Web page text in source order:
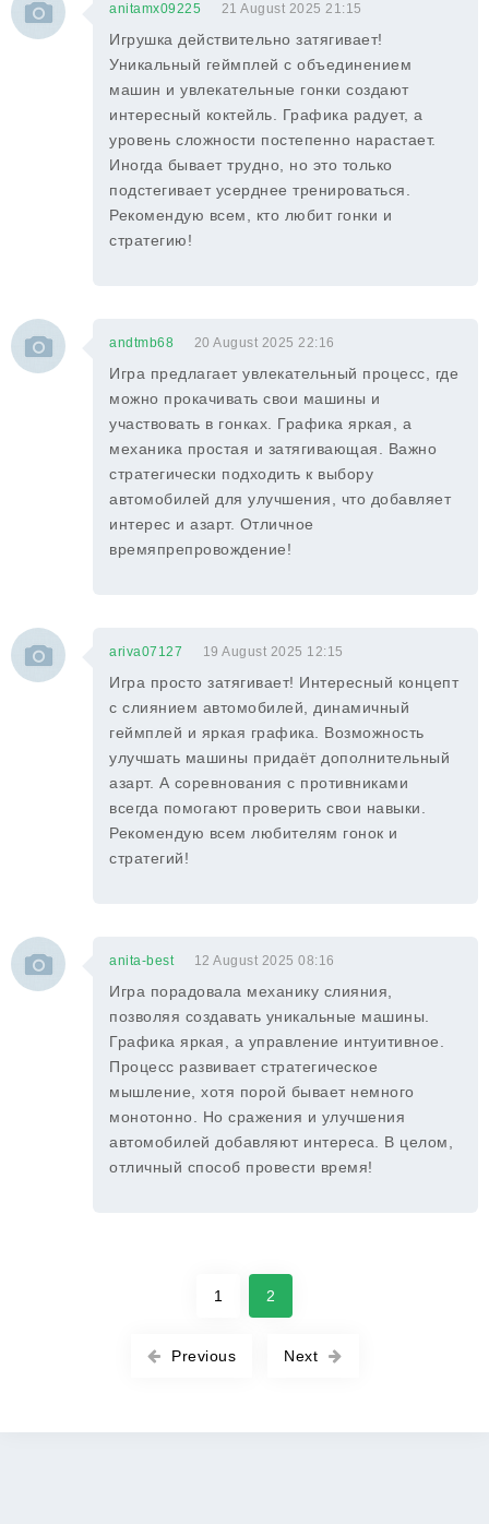
anitamx09225 21 August 2025 21:15
Игрушка действительно затягивает!
Уникальный геймплей с объединением
машин и увлекательные гонки создают
интересный коктейль. Графика радует, а
уровень сложности постепенно нарастает.
Иногда бывает трудно, но это только
подстегивает усерднее тренироваться.
Рекомендую всем, кто любит гонки и
стратегию!
andtmb68 20 August 2025 22:16
Игра предлагает увлекательный процесс, где
можно прокачивать свои машины и
участвовать в гонках. Графика яркая, а
механика простая и затягивающая. Важно
стратегически подходить к выбору
автомобилей для улучшения, что добавляет
интерес и азарт. Отличное
времяпрепровождение!
ariva07127 19 August 2025 12:15
Игра просто затягивает! Интересный концепт
с слиянием автомобилей, динамичный
геймплей и яркая графика. Возможность
улучшать машины придаёт дополнительный
азарт. А соревнования с противниками
всегда помогают проверить свои навыки.
Рекомендую всем любителям гонок и
стратегий!
anita-best 12 August 2025 08:16
Игра порадовала механику слияния,
позволяя создавать уникальные машины.
Графика яркая, а управление интуитивное.
Процесс развивает стратегическое
мышление, хотя порой бывает немного
монотонно. Но сражения и улучшения
автомобилей добавляют интереса. В целом,
отличный способ провести время!
Previous
1 2
Next